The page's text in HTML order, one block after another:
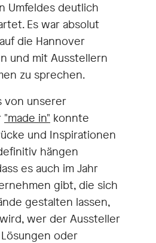
Umfeldes deutlich
Es war absolut
die Hannover
und mit Ausstellern
zu sprechen.
von unserer
"made in" konnte
und Inspirationen
hängen
es auch im Jahr
gibt, die sich
gestalten lassen,
wer der Aussteller
oder